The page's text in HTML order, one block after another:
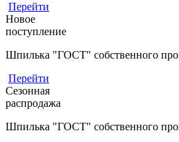
Перейти
Новое
поступление
Шпилька "ГОСТ" собственного
Перейти
Сезонная
распродажа
Шпилька "ГОСТ" собственного